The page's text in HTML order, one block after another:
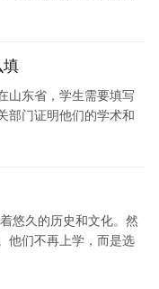
填
山东省，学生需要填写
部门证明他们的学术和
悠久的历史和文化。然
他们不再上学，而是选